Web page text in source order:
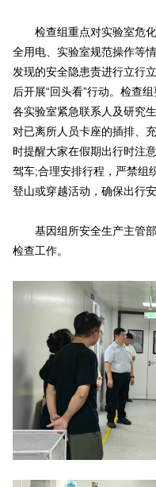
检查组重点对实验室危
全用电、实验室规范操作等
发现的安全隐患责进行立行
后开展“回头看”行动。检查
各实验室紧急联系人及研究
对已离所人员卡座的插排、
时提醒大家在假期出行时注
驾车;合理安排行程，严禁组
登山或穿越活动，确保出行安
基因组所安全生产主管
检查工作。